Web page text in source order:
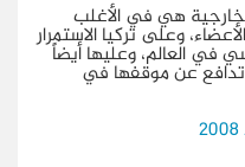
هي في الأغلب
وعلى تركيا الاستمرار
في العالم، وعليها أيضاً
تدافع عن موقفها في